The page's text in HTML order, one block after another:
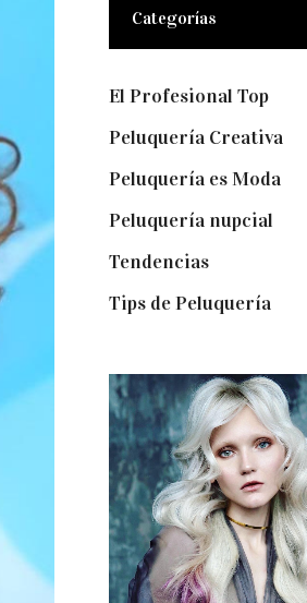
Categorías
El Profesional Top(11)
Peluquería Creativa(5)
Peluquería es Moda(57)
Peluquería nupcial
Tendencias(140)
Tips de Peluquería(54)